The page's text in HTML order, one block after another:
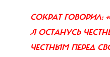
СОКРАТ ГОВОРИЛ:
Я ОСТАНУСЬ
ЧЕСТНЫМ ПЕРЕД